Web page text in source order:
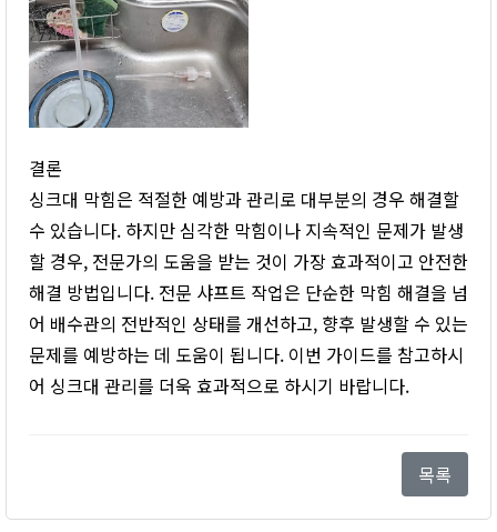
결론
싱크대 막힘은 적절한 예방과 관리로 대부분의 경우 해결할
수 있습니다. 하지만 심각한 막힘이나 지속적인 문제가 발생
할 경우, 전문가의 도움을 받는 것이 가장 효과적이고 안전한
해결 방법입니다. 전문 샤프트 작업은 단순한 막힘 해결을 넘
어 배수관의 전반적인 상태를 개선하고, 향후 발생할 수 있는
문제를 예방하는 데 도움이 됩니다. 이번 가이드를 참고하시
어 싱크대 관리를 더욱 효과적으로 하시기 바랍니다.
목록